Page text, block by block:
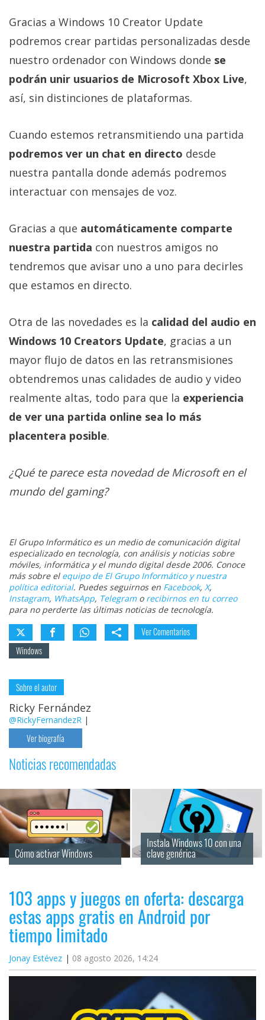
reservados
Gracias a Windows 10 Creator Update
podremos crear partidas personalizadas desde
nuestro ordenador con Windows donde se
podrán unir usuarios de Microsoft Xbox Live,
así, sin distinciones de plataformas.
Cuando estemos retransmitiendo una partida
podremos ver un chat en directo desde
nuestra pantalla donde además podremos
interactuar con mensajes de voz.
Gracias a que automáticamente comparte
nuestra partida con nuestros amigos no
tendremos que avisar uno a uno para decirles
que estamos en directo.
Otra de las novedades es la calidad del audio en
Windows 10 Creators Update, gracias a un
mayor flujo de datos en las retransmisiones
obtendremos unas calidades de audio y video
realmente altas, todo para que la experiencia
de ver una partida online sea lo más
placentera posible.
¿Qué te parece esta novedad de Microsoft en el
mundo del gaming?
El Grupo Informático es un medio de comunicación digital
especializado en tecnología, con análisis y noticias sobre
móviles, informática y el mundo digital desde 2006. Conoce
más sobre el equipo de El Grupo Informático y nuestra
política editorial. Puedes seguirnos en Facebook, X,
Instagram, WhatsApp, Telegramo recibirnos en tu correo
para no perderte las últimas noticias de tecnología.
Ver Comentarios
Windows
Sobre el autor
Ricky Fernández
@RickyFernandezR |
Ver biografía
Noticias recomendadas
Cómo activar Windows
Instala Windows 10 con una
clave genérica
103 apps y juegos en oferta: descarga
estas apps gratis en Android por
tiempo limitado
Jonay Estévez 08 agosto 2026, 14:24